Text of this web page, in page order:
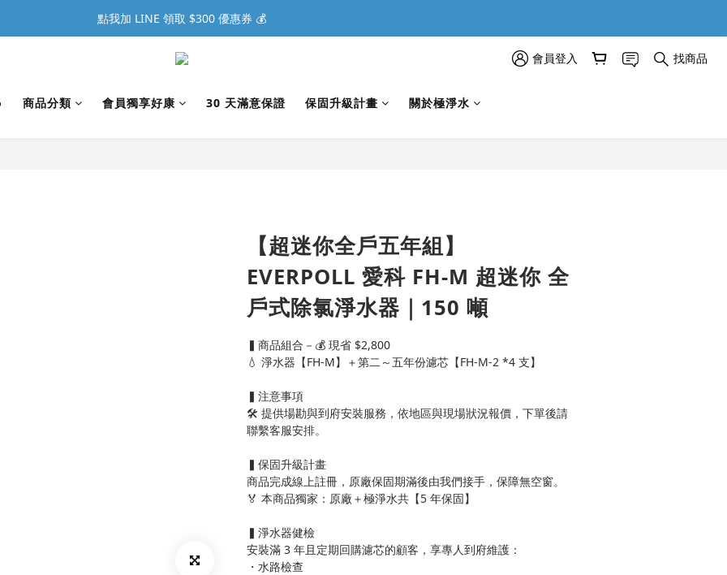
點我加 LINE 領取 $300 優惠券 💰
會員登入 找商品
商品分類 會員獨享好康 30 天滿意保證 保固升級計畫 關於極淨水
【超迷你全戶五年組】
EVERPOLL 愛科 FH-M 超迷你 全
戶式除氯淨水器｜150 噸
▍商品組合－💰 現省 $2,800
💧 淨水器【FH-M】＋第二～五年份濾芯【FH-M-2 *4 支】
▍注意事項
🛠️ 提供場勘與到府安裝服務，依地區與現場狀況報價，下單後請
聯繫客服安排。
▍保固升級計畫
商品完成線上註冊，原廠保固期滿後由我們接手，保障無空窗。
🏅 本商品獨家：原廠＋極淨水共【5 年保固】
▍淨水器健檢
安裝滿 3 年且定期回購濾芯的顧客，享專人到府維護：
・水路檢查